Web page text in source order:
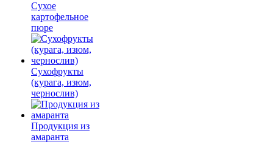
Сухое
картофельное
пюре
Сухофрукты
(курага, изюм,
чернослив)
Продукция из
амаранта